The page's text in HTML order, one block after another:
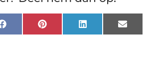
FacebookPinterest LinkedIn Email